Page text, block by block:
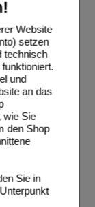
Website
setzen
technisch
und
an das
wie Sie
den Shop
Sie in